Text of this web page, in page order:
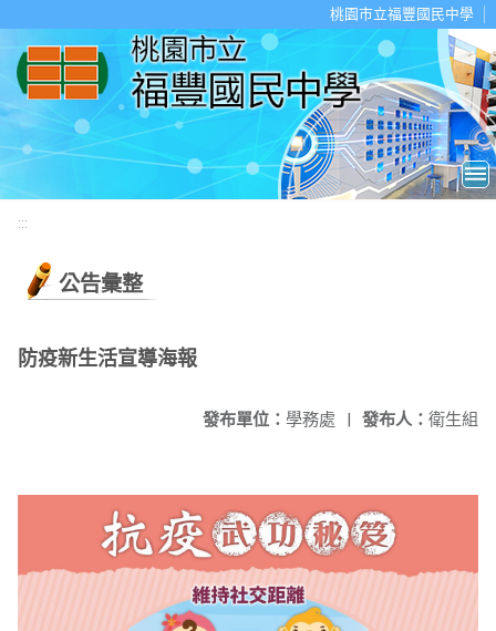
桃園市立福豐國民中學
:::
公告彙整
防疫新生活宣導海報
發布人： 衛生組
發布單位： 學務處 |